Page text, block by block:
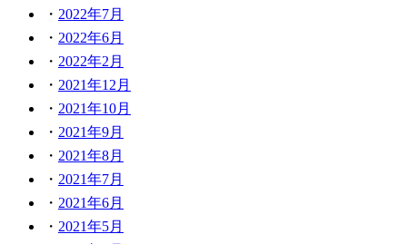
2022年7月
2022年6月
2022年2月
2021年12月
2021年10月
2021年9月
2021年8月
2021年7月
2021年6月
2021年5月